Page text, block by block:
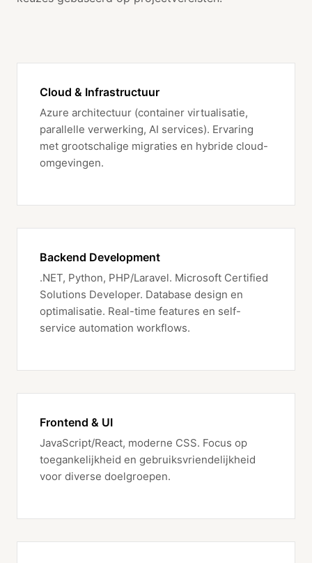
Cloud & Infrastructuur
Azure architectuur (container virtualisatie,
parallelle verwerking, AI services). Ervaring
met grootschalige migraties en hybride cloud-
omgevingen.
Backend Development
.NET, Python, PHP/Laravel. Microsoft Certified
Solutions Developer. Database design en
optimalisatie. Real-time features en self-
service automation workflows.
Frontend & UI
JavaScript/React, moderne CSS. Focus op
toegankelijkheid en gebruiksvriendelijkheid
voor diverse doelgroepen.